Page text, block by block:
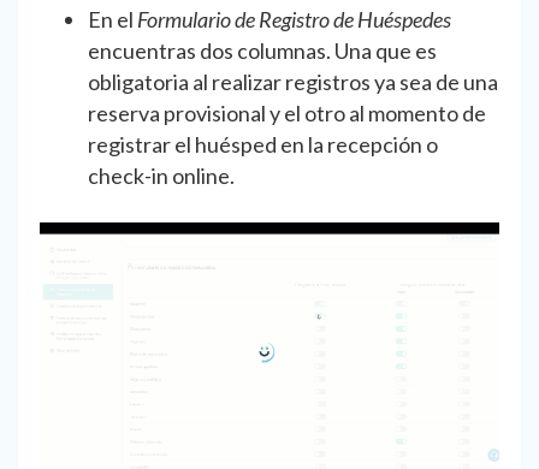
En el Formulario de Registro de Huéspedes
encuentras dos columnas. Una que es
obligatoria al realizar registros ya sea de una
reserva provisional y el otro al momento de
registrar el huésped en la recepción o
check-in online.